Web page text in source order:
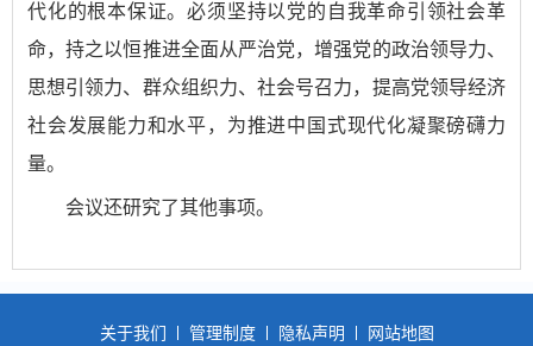
代化的根本保证。必须坚持以党的自我革命引领社会革
命，持之以恒推进全面从严治党，增强党的政治领导力、
思想引领力、群众组织力、社会号召力，提高党领导经济
社会发展能力和水平，为推进中国式现代化凝聚磅礴力
量。
会议还研究了其他事项。
关于我们 管理制度 隐私声明 网站地图